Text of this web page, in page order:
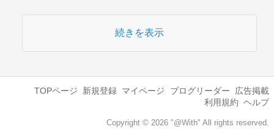
グクリニックでも導入されることが増え、多くの
方が健康維…続きを表示
TOPページ 新規登録 マイページ ブログリーダー
広告掲載
利用規約 ヘルプ
Copyright © 2026 "@With" All rights reserved.